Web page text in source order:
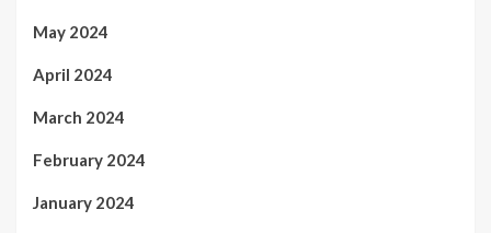
May 2024
April 2024
March 2024
February 2024
January 2024